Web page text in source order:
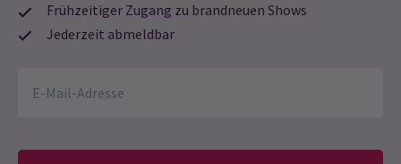
Frühzeitiger Zugang zu brandneuen Shows
Jederzeit abmeldbar